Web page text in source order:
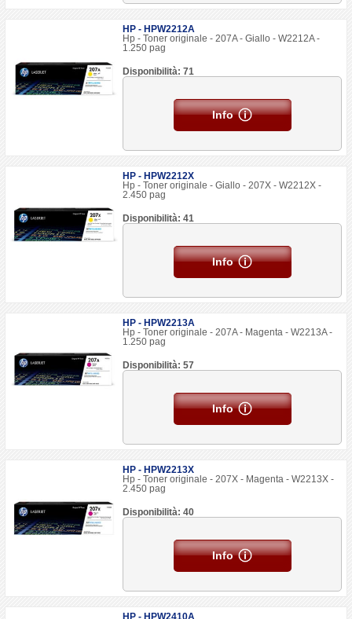
HP - HPW2212A
Hp - Toner originale - 207A - Giallo - W2212A -
1.250 pag
Disponibilità: 71
Info
HP - HPW2212X
Hp - Toner originale - Giallo - 207X - W2212X -
2.450 pag
Disponibilità: 41
Info
HP - HPW2213A
Hp - Toner originale - 207A - Magenta - W2213A -
1.250 pag
Disponibilità: 57
Info
HP - HPW2213X
Hp - Toner originale - 207X - Magenta - W2213X -
2.450 pag
Disponibilità: 40
Info
HP - HPW2410A